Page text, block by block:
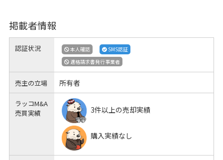
掲載者情報
認証状況 本人確認
SMS認証
適格請求書発行事業者
売主の立場 所有者
ラッコM&A
売買実績
3件以上の売却実績
購入実績なし